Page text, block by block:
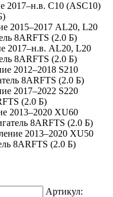
2017–н.в. C10 (ASC10)
2015–2017 AL20, L20
8ARFTS (2.0 Б)
2017–н.в. AL20, L20
8ARFTS (2.0 Б)
2012–2018 S210
8ARFTS (2.0 Б)
2017–2022 S220
(2.0 Б)
2013–2020 XU60
8ARFTS (2.0 Б)
2013–2020 XU50
8ARFTS (2.0 Б)
Артикул: